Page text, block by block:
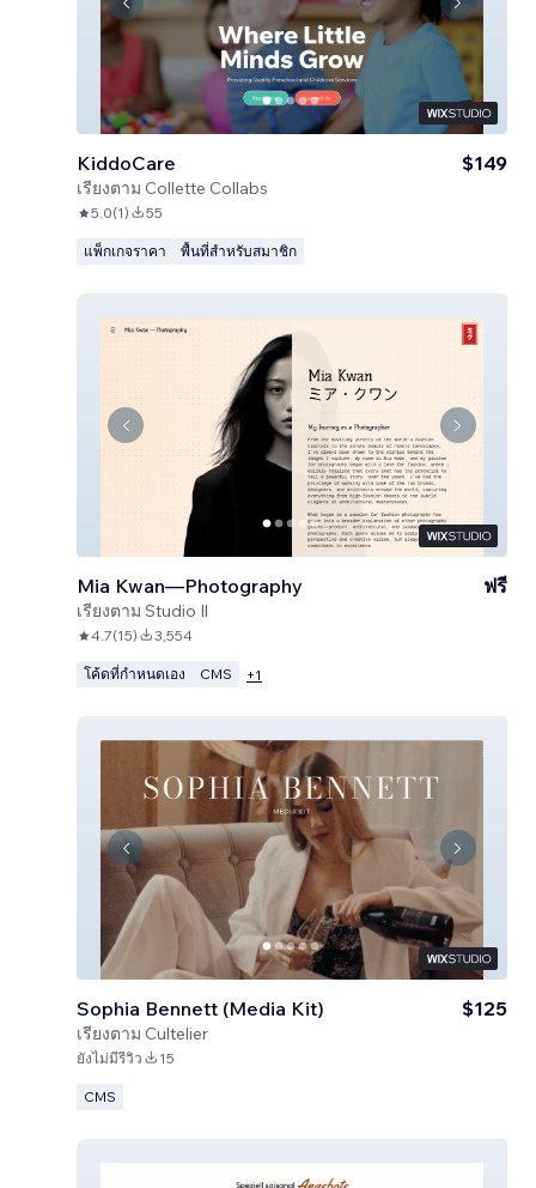
KiddoCare
เรียงตาม Collette Collabs
$149
5.0(1) 55
แพ็กเกจราคา พื้นที่สำหรับสมาชิก
Mia Kwan—Photography
เรียงตาม Studio Il
ฟรี
4.7(15) 3,554
โค้ดที่กำหนดเอง CMS +1
Sophia Bennett (Media Kit)
เรียงตาม Cultelier
$125
ยังไม่มีรีวิว 15
CMS